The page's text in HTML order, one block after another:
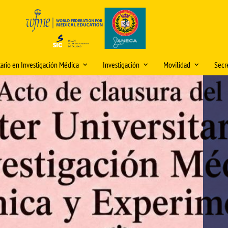
Modelos Anatómicos
Medicina
planificación docente (curso
2027)
en Investigación Médica
e información del título
internacionales
Investigación
Premio "Publicación Científica del
Mes" y premios "IDEA"
Iniciación a la Investigación
Jornadas de Investigación
Plan Propio de Investigación
Programa de Doctorado
Seminarios de Investigación e
Innovación
Comités de Ética para la tramitación
Movilidad
Movilidad Grado
Movilidad Grado
Movilidad Máster
Investigación Médica:
Experimental
Movilidad PDI/PAS
Cooperación
Video Tutorial Buzón Virtual DOMUS